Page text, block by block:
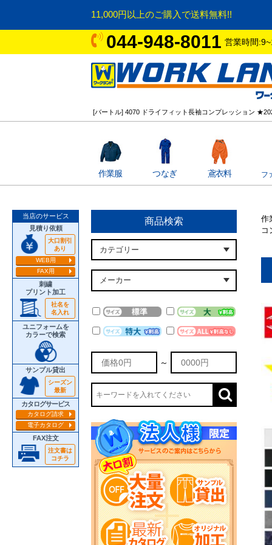
11,000円以上のご購入で送料無料!!
044-948-8011 営業時間
[バートル] 4070 ドライフィット長袖コンプレッション
作業服 つなぎ 鳶衣料 フ
当店のサービス
見積り依頼
大口割引
あり
WEB用
FAX用
刺繍
プリント加工
社名を
名入れ
ユニフォームを
カラーで検索
サンプル貸出
シーズン
最新
カタログサービス
カタログ請求
電子カタログ
FAX注文
注文書は
コチラ
商品検索
～
作
コ